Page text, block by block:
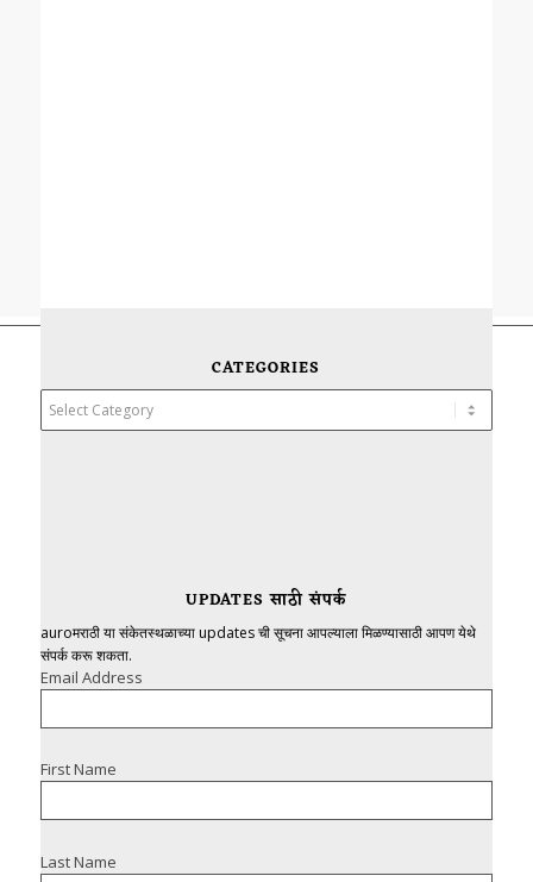
CATEGORIES
Categories
UPDATES साठी संपर्क
auroमराठी या संकेतस्थळाच्या updates ची सूचना आपल्याला मिळण्यासाठी आपण येथे
संपर्क करू शकता.
Email Address
First Name
Last Name